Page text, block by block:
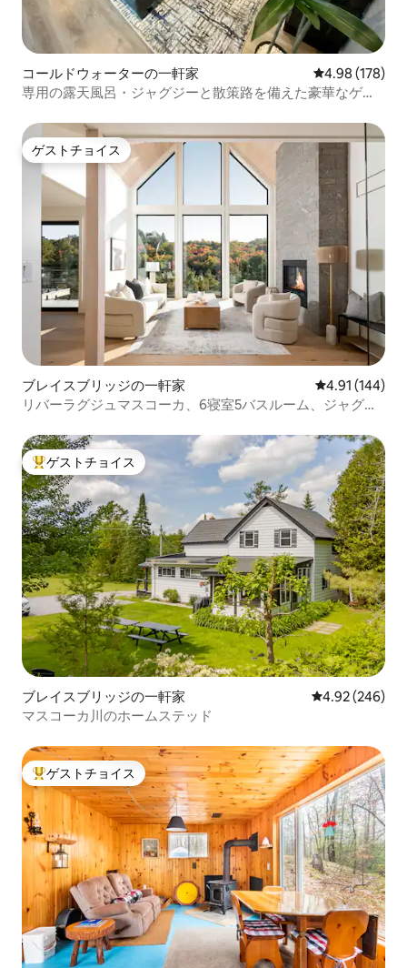
コールドウォーターの一軒家 レビュー178
4.98 (178)
専用の露天風呂・ジャグジーと散策路を備えた豪華なゲス
ゲストチョイス
ゲストチョイス
ブレイスブリッジの一軒家 レビュー144
4.91 (144)
リバーラグジュマスコーカ、6寝室5バスルーム、ジャグジ
大好評のゲストチョイスです。
ゲストチョイス
ブレイスブリッジの一軒家 レビュー246
4.92 (246)
マスコーカ川のホームステッド
大好評のゲストチョイスです。
ゲストチョイス